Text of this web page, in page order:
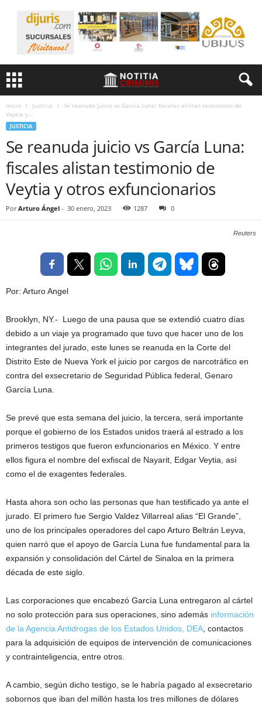
Inicio Justicia
Se reanuda juicio vs García Luna: fiscales alistan testimonio de
Veytia y...
JUSTICIA
Se reanuda juicio vs García Luna:
fiscales alistan testimonio de
Veytia y otros exfuncionarios
Por Arturo Ángel - 30 enero, 2023 1287 0
Reuters
Por: Arturo Angel
Brooklyn, NY.- Luego de una pausa que se extendió cuatro días
debido a un viaje ya programado que tuvo que hacer uno de los
integrantes del jurado, este lunes se reanuda en la Corte del
Distrito Este de Nueva York el juicio por cargos de narcotráfico en
contra del exsecretario de Seguridad Pública federal, Genaro
García Luna.
Se prevé que esta semana del juicio, la tercera, será importante
porque el gobierno de los Estados unidos traerá al estrado a los
primeros testigos que fueron exfuncionarios en México. Y entre
ellos figura el nombre del exfiscal de Nayarit, Edgar Veytia, así
como el de exagentes federales.
Hasta ahora son ocho las personas que han testificado ya ante el
jurado. El primero fue Sergio Valdez Villarreal alias “El Grande”,
uno de los principales operadores del capo Arturo Beltrán Leyva,
quien narró que el apoyo de García Luna fue fundamental para la
expansión y consolidación del Cártel de Sinaloa en la primera
década de este siglo.
Las corporaciones que encabezó García Luna entregaron al cártel
no solo protección para sus operaciones, sino además información
de la Agencia Antidrogas de los Estados Unidos, DEA , contactos
para la adquisición de equipos de intervención de comunicaciones
y contrainteligencia, entre otros.
A cambio, según dicho testigo, se le habría pagado al exsecretario
sobornos que iban del millón hasta los tres millones de dólares